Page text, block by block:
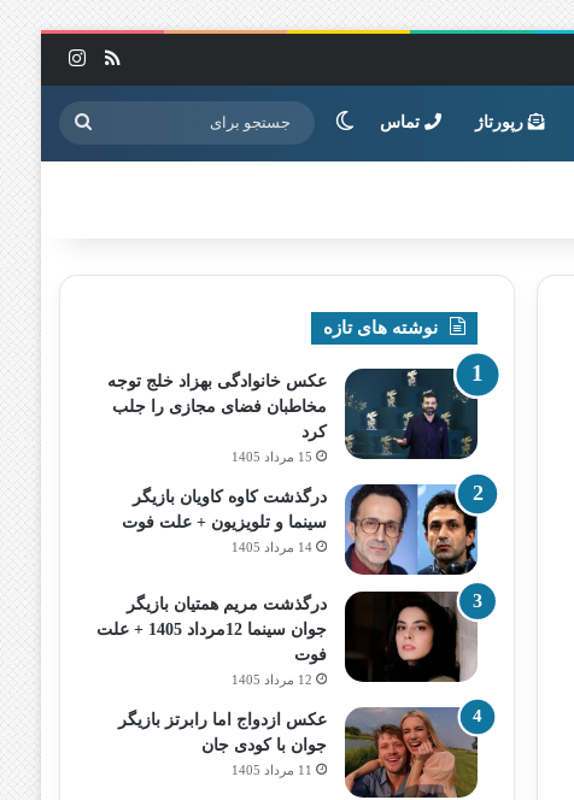
خوراک
رپورتاژ تماس تغییر پوسته جستجو
برای
نوشته های تازه
عکس خانوادگی بهزاد خلج توجه
مخاطبان فضای مجازی را جلب
کرد
15 مرداد 1405
درگذشت کاوه کاویان بازیگر
سینما و تلویزیون + علت فوت
14 مرداد 1405
درگذشت مریم همتیان بازیگر
جوان سینما 12مرداد 1405 + علت
فوت
12 مرداد 1405
عکس ازدواج اما رابرتز بازیگر
جوان با کودی جان
11 مرداد 1405